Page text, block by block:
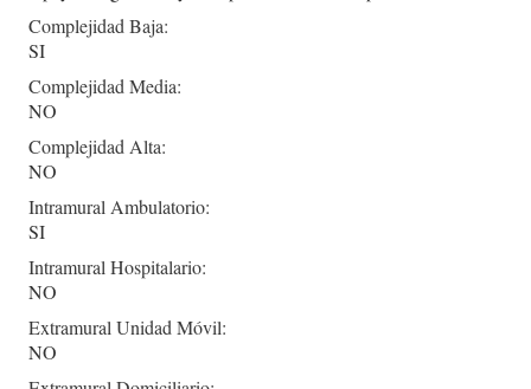
Complejidad Baja:
SI
Complejidad Media:
NO
Complejidad Alta:
NO
Intramural Ambulatorio:
SI
Intramural Hospitalario:
NO
Extramural Unidad Móvil:
NO